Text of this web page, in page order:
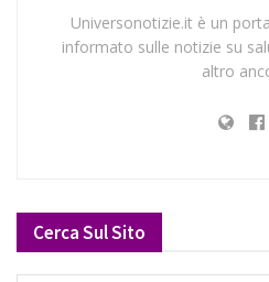
Universonotizie.it è un
informato sulle notizie su
altro
Cerca Sul Sito